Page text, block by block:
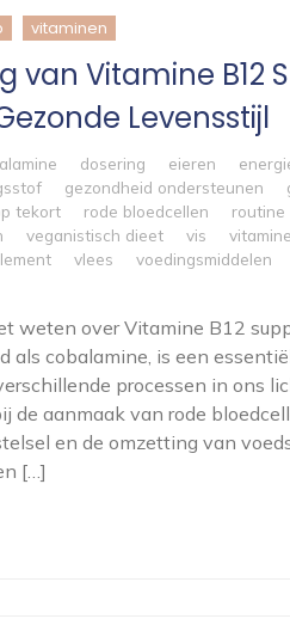
vitaminen
van Vitamine B12
Levensstijl
dosering eieren
gezondheid ondersteunen
tekort rode bloedcellen routine
veganistisch dieet vis
vlees voedingsmiddelen
weten over Vitamine B12
als cobalamine, is een
processen in ons
de aanmaak van rode
en de omzetting van
[…]